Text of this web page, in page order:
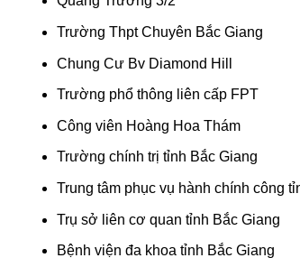
Trường Thpt Chuyên Bắc Giang
Chung Cư Bv Diamond Hill
Trường phổ thông liên cấp FPT
Công viên Hoàng Hoa Thám
Trường chính trị tỉnh Bắc Giang
Trung tâm phục vụ hành chính công
Trụ sở liên cơ quan tỉnh Bắc Giang
Bệnh viện đa khoa tỉnh Bắc Giang